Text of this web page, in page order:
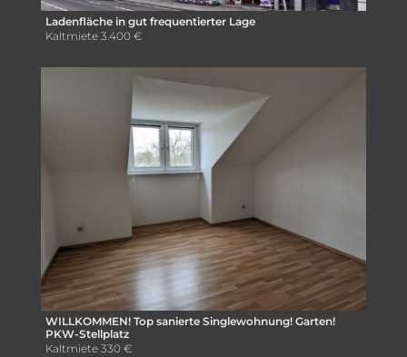
Ladenfläche in gut frequentierter Lage
Kaltmiete 3.400 €
WILLKOMMEN! Top sanierte Singlewohnung! Garten!
PKW-Stellplatz
Kaltmiete 330 €